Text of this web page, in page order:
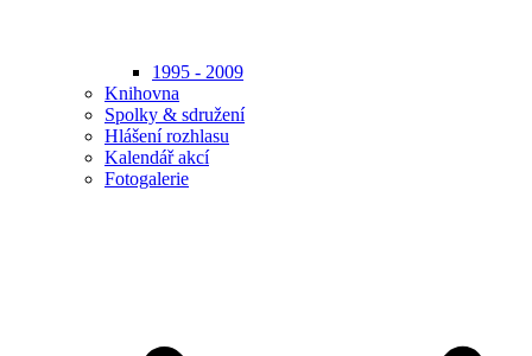
1995 - 2009
Knihovna
Spolky & sdružení
Hlášení rozhlasu
Kalendář akcí
Fotogalerie